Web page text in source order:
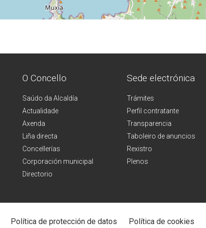
O Concello
Saúdo da Alcaldía
Actualidade
Axenda
Liña directa
Concellerías
Corporación municipal
Directorio
Sede electrónica
Trámites
Perfil contratante
Transparencia
Taboleiro de anuncios
Rexistro
Plenos
Política de protección de datos Política de cookies